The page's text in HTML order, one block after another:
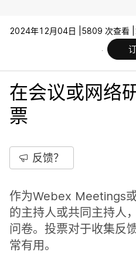
2024年12月04日 | 5809 次查看 |
在会议或网络
票
反馈？
作为Webex Meetings
的主持人或共同主持人
问卷。投票对于收集反
常有用。